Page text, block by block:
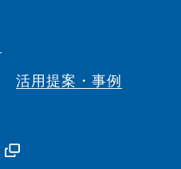
活用提案・事例